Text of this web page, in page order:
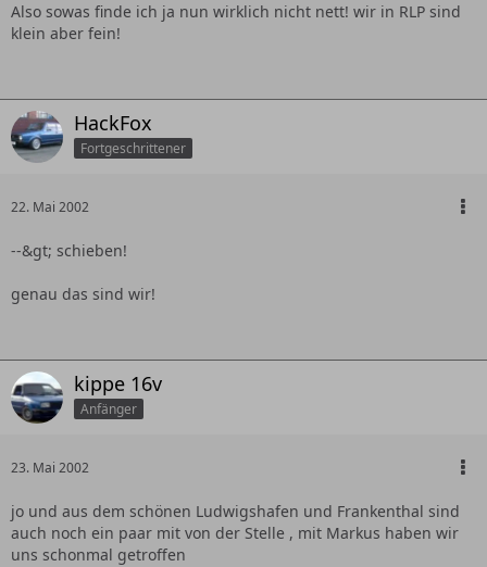
Also sowas finde ich ja nun wirklich nicht nett! wir in RLP sind
klein aber fein!
HackFox
Fortgeschrittener
22. Mai 2002
--&gt; schieben!
genau das sind wir!
kippe 16v
Anfänger
23. Mai 2002
jo und aus dem schönen Ludwigshafen und Frankenthal sind
auch noch ein paar mit von der Stelle , mit Markus haben wir
uns schonmal getroffen